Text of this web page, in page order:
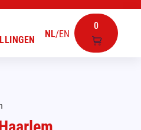
NL/EN
0